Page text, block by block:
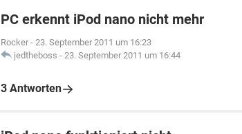
PC erkennt iPod nano nicht mehr
Rocker - 23. September 2011 um 16:23
jedtheboss - 23. September 2011 um 16:44
3 Antworten